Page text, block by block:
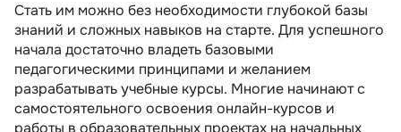
Стать им можно без необходимости глубокой базы
знаний и сложных навыков на старте. Для успешного
начала достаточно владеть базовыми
педагогическими принципами и желанием
разрабатывать учебные курсы. Многие начинают с
самостоятельного освоения онлайн-курсов и
работы в образовательных проектах на начальных